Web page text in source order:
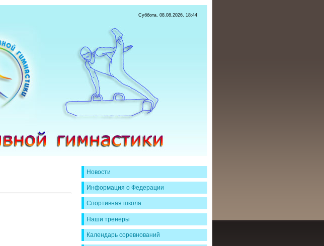
Суббота, 08.08.2026, 18:44
Новости
Информация о Федерации
Спортивная школа
Наши тренеры
Календарь соревнований